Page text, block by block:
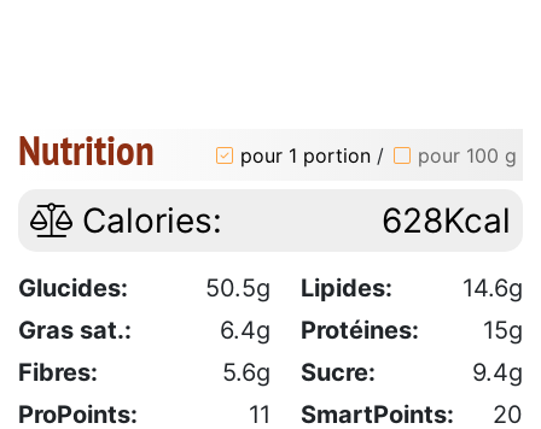
Nutrition pour 1 portion / pour 100 g
Calories: 628Kcal
Glucides: 50.5g Lipides:
14.6g
Gras sat.:
6.4g Protéines:
15g
Fibres:
5.6g Sucre:
9.4g
ProPoints:
11 SmartPoints: 20